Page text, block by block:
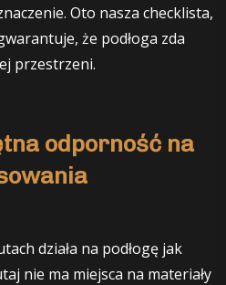
Oto nasza checklista,
że podłoga zda
przestrzeni.
odporność na
działa na podłogę jak
nie ma miejsca na materiały